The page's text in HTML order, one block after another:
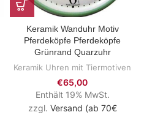
Keramik Wanduhr Motiv
Pferdeköpfe Pferdeköpfe
Grünrand Quarzuhr
Keramik Uhren mit Tiermotiven
€65,00
Enthält 19% MwSt.
zzgl. Versand (ab 70€